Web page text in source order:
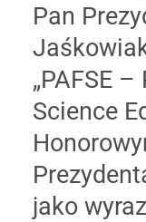
Pan
„PAFSE
Science
jako